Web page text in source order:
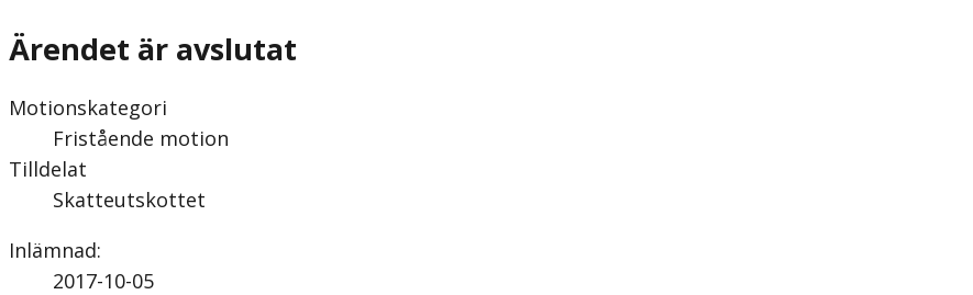
Ärendet är avslutat
Motionskategori
Fristående motion
Tilldelat
Skatteutskottet
Inlämnad:
2017-10-05